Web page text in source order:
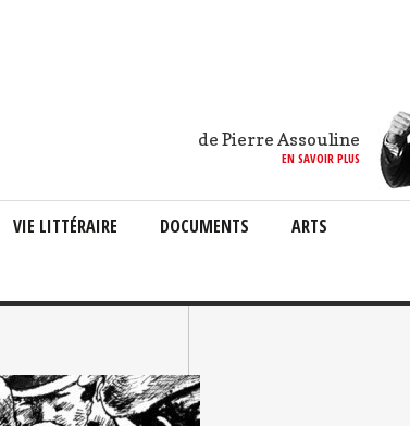
de Pierre Assouline
EN SAVOIR PLUS
VIE LITTÉRAIRE DOCUMENTS ARTS